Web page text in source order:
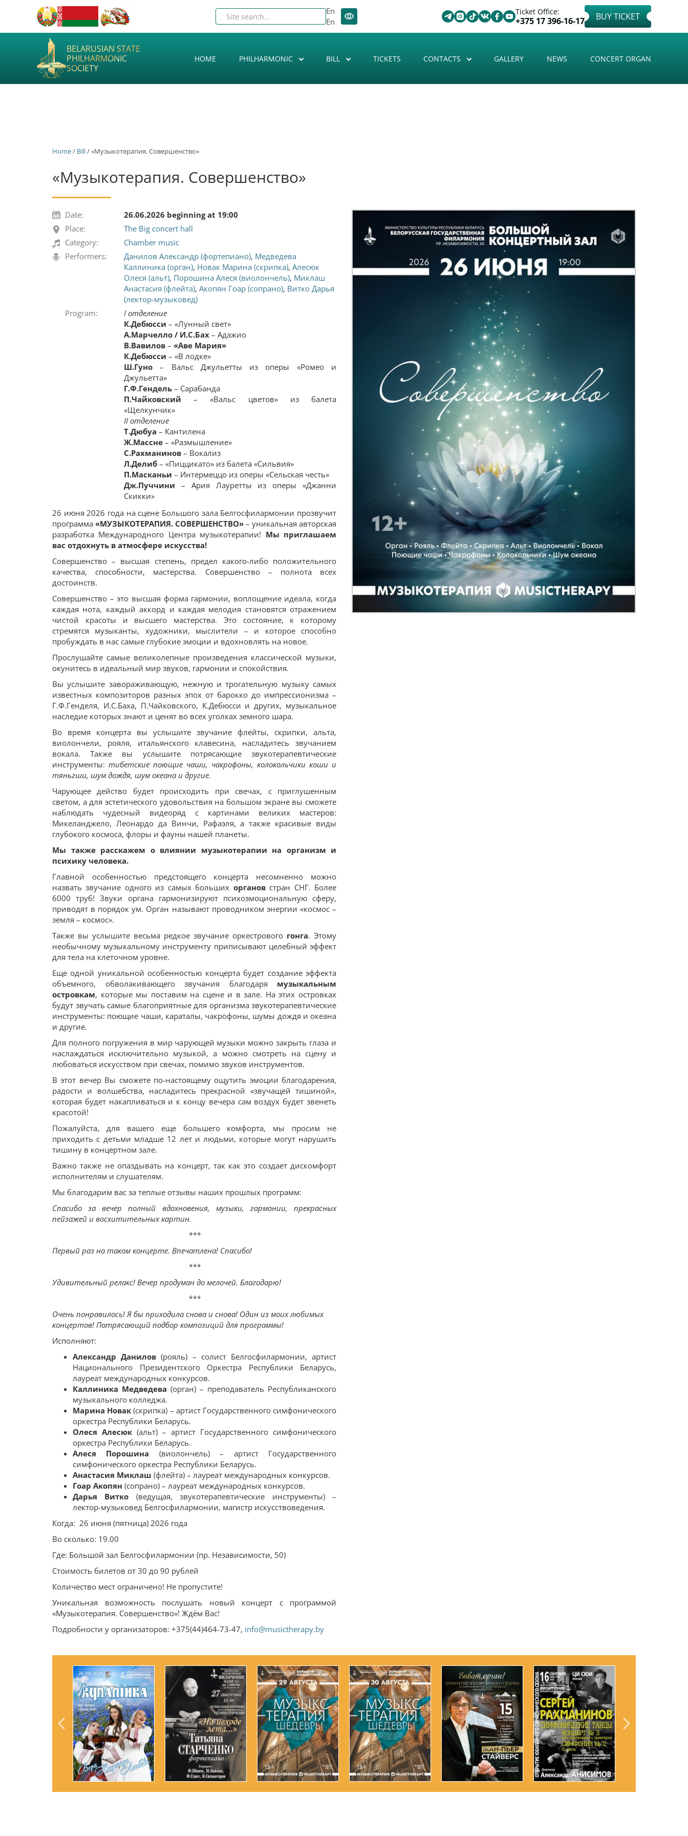
Ticket Office:
+375 17 396-16-17 BUY TICKET
En
En
BELARUSIAN STATE
PHILHARMONIC
SOCIETY
HOME PHILHARMONIC BILL TICKETS CONTACTS GALLERY NEWS CONCERT ORGAN
Home/ Bill/ «Музыкотерапия. Совершенство»
«Музыкотерапия. Совершенство»
Date:
26.06.2026 beginning at 19:00
Place:
The Big concert hall
Category:
Chamber music
Performers:
Данилов Александр (фортепиано), Медведева
Каллиника (орган), Новак Марина (скрипка), Алесюк
Олеся (альт), Порошина Алеся (виолончель), Миклаш
Анастасия (флейта), Акопян Гоар (сопрано), Витко Дарья
(лектор-музыковед)
Program:
І отделение
К.Дебюсси – «Лунный свет»
А.Марчелло / И.С.Бах – Адажио
В.Вавилов – «Аве Мария»
К.Дебюсси – «В лодке»
Ш.Гуно – Вальс Джульетты из оперы «Ромео и
Джульетта»
Г.Ф.Гендель – Сарабанда
П.Чайковский – «Вальс цветов» из балета
«Щелкунчик»
ІІ отделение
Т.Дюбуа – Кантилена
Ж.Массне – «Размышление»
С.Рахманинов – Вокализ
Л.Делиб – «Пиццикато» из балета «Сильвия»
П.Масканьи – Интермеццо из оперы «Сельская честь»
Дж.Пуччини – Ария Лауретты из оперы «Джанни
Скикки»
26 июня 2026 года на сцене Большого зала Белгосфилармонии прозвучит
программа «МУЗЫКОТЕРАПИЯ. СОВЕРШЕНСТВО» – уникальная авторская
разработка Международного Центра музыкотерапии! Мы приглашаем
вас отдохнуть в атмосфере искусства!
Совершенство – высшая степень, предел какого-либо положительного
качества, способности, мастерства. Совершенство – полнота всех
достоинств.
Совершенство – это высшая форма гармонии, воплощение идеала, когда
каждая нота, каждый аккорд и каждая мелодия становятся отражением
чистой красоты и высшего мастерства. Это состояние, к которому
стремятся музыканты, художники, мыслители – и которое способно
пробуждать в нас самые глубокие эмоции и вдохновлять на новое.
Прослушайте самые великолепные произведения классической музыки,
окунитесь в идеальный мир звуков, гармонии и спокойствия.
Вы услышите завораживающую, нежную и трогательную музыку самых
известных композиторов разных эпох от барокко до импрессионизма –
Г.Ф.Генделя, И.С.Баха, П.Чайковского, К.Дебюсси и других, музыкальное
наследие которых знают и ценят во всех уголках земного шара.
Во время концерта вы услышите звучание флейты, скрипки, альта,
виолончели, рояля, итальянского клавесина, насладитесь звучанием
вокала. Также вы услышите потрясающие звукотерапевтические
инструменты: тибетские поющие чаши, чакрофоны, колокольчики коши и
тяньгши, шум дождя, шум океана и другие.
Чарующее действо будет происходить при свечах, с приглушенным
светом, а для эстетического удовольствия на большом экране вы сможете
наблюдать чудесный видеоряд с картинами великих мастеров:
Микеланджело, Леонардо да Винчи, Рафаэля, а также красивые виды
глубокого космоса, флоры и фауны нашей планеты.
Мы также расскажем о влиянии музыкотерапии на организм и
психику человека.
Главной особенностью предстоящего концерта несомненно можно
назвать звучание одного из самых больших органовстран СНГ. Более
6000 труб! Звуки органа гармонизируют психоэмоциональную сферу,
приводят в порядок ум. Орган называют проводником энергии «космос –
земля – космос».
Также вы услышите весьма редкое звучание оркестрового гонга. Этому
необычному музыкальному инструменту приписывают целебный эффект
для тела на клеточном уровне.
Еще одной уникальной особенностью концерта будет создание эффекта
объемного, обволакивающего звучания благодаря музыкальным
островкам, которые мы поставим на сцене и в зале. На этих островках
будут звучать самые благоприятные для организма звукотерапевтические
инструменты: поющие чаши, караталы, чакрофоны, шумы дождя и океана
и другие.
Для полного погружения в мир чарующей музыки можно закрыть глаза и
наслаждаться исключительно музыкой, а можно смотреть на сцену и
любоваться искусством при свечах, помимо звуков инструментов.
В этот вечер Вы сможете по-настоящему ощутить эмоции благодарения,
радости и волшебства, насладитесь прекрасной «звучащей тишиной»,
которая будет накапливаться и к концу вечера сам воздух будет звенеть
красотой!
Пожалуйста, для вашего еще большего комфорта, мы просим не
приходить с детьми младше 12 лет и людьми, которые могут нарушить
тишину в концертном зале.
Важно также не опаздывать на концерт, так как это создает дискомфорт
исполнителям и слушателям.
Мы благодарим вас за теплые отзывы наших прошлых программ:
Спасибо за вечер полный вдохновения, музыки, гармонии, прекрасных
пейзажей и восхитительных картин.
***
Первый раз на таком концерте. Впечатлена! Спасибо!
***
Удивительный релакс! Вечер продуман до мелочей. Благодарю!
***
Очень понравилось! Я бы приходила снова и снова! Один из моих любимых
концертов! Потрясающий подбор композиций для программы!
Исполняют:
Александр Данилов (рояль) – солист Белгосфилармонии, артист
Национального Президентского Оркестра Республики Беларусь,
лауреат международных конкурсов.
Каллиника Медведева (орган) – преподаватель Республиканского
музыкального колледжа.
Марина Новак (скрипка) – артист Государственного симфонического
оркестра Республики Беларусь.
Олеся Алесюк (альт) – артист Государственного симфонического
оркестра Республики Беларусь.
Алеся Порошина (виолончель) – артист Государственного
симфонического оркестра Республики Беларусь.
Анастасия Миклаш (флейта) – лауреат международных конкурсов.
Гоар Акопян (сопрано) – лауреат международных конкурсов.
Дарья Витко (ведущая, звукотерапевтические инструменты) –
лектор-музыковед Белгосфилармонии, магистр искусствоведения.
Когда: 26 июня (пятница) 2026 года
Во сколько: 19.00
Где: Большой зал Белгосфилармонии (пр. Независимости, 50)
Стоимость билетов от 30 до 90 рублей
Количество мест ограничено! Не пропустите!
Уникальная возможность послушать новый концерт с программой
«Музыкотерапия. Совершенство»! Ждём Вас!
Подробности у организаторов: +375(44)464-73-47, info@musictherapy.by